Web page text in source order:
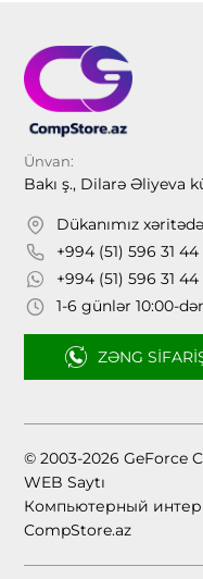
Ünvan:
Bakı ş., Dilarə Əliyeva
Dükanımız xəritədə
+994 (51) 596 31 44
+994 (51) 596 31 44
1-6 günlər 10:00-
ZƏNG
© 2003-2026 GeForce
WEB Saytı
Компьютерный
CompStore.az